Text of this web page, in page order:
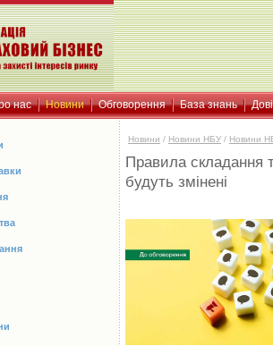
нас Новини Обговорення База знань
Новини / Новини НБУ / Новини
Правила складання
будуть змінені